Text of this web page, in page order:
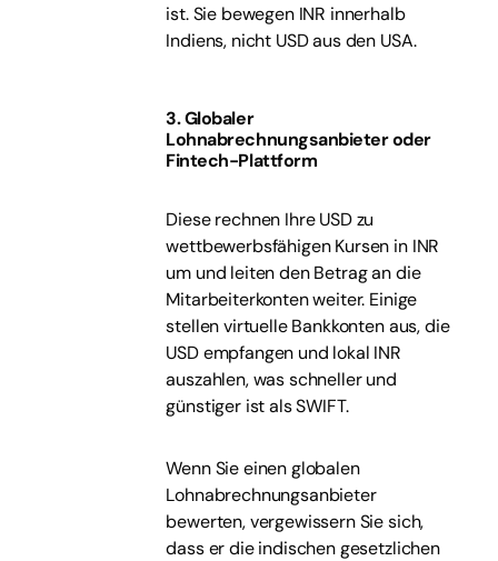
ist. Sie bewegen INR innerhalb
Indiens, nicht USD aus den USA.
3. Globaler
Lohnabrechnungsanbieter oder
Fintech-Plattform
Diese rechnen Ihre USD zu
wettbewerbsfähigen Kursen in INR
um und leiten den Betrag an die
Mitarbeiterkonten weiter. Einige
stellen virtuelle Bankkonten aus, die
USD empfangen und lokal INR
auszahlen, was schneller und
günstiger ist als SWIFT.
Wenn Sie einen globalen
Lohnabrechnungsanbieter
bewerten, vergewissern Sie sich,
dass er die indischen gesetzlichen